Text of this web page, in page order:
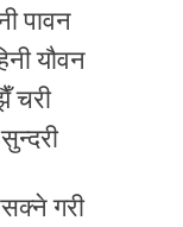
पावन
यौवन
चरी
गरी